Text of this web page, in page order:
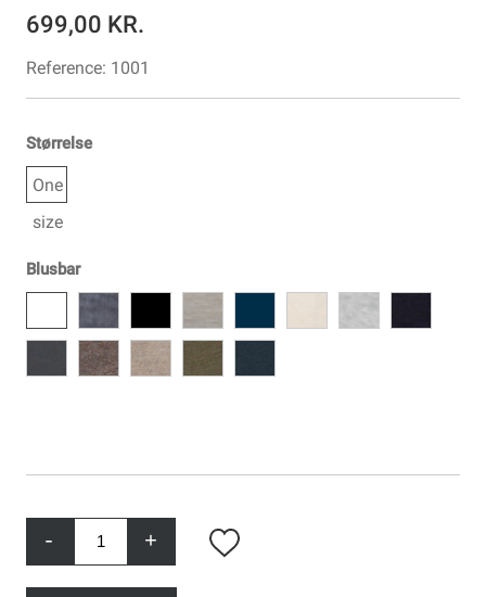
699,00 KR.
Reference: 1001
Størrelse
One
size
Blusbar
- +